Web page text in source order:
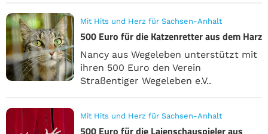
Mit Hits und Herz für Sachsen-Anhalt
500 Euro für die Katzenretter aus dem Harz
Nancy aus Wegeleben unterstützt mit
ihren 500 Euro den Verein
Straßentiger Wegeleben e.V..
Mit Hits und Herz für Sachsen-Anhalt
500 Euro für die Laienschauspieler aus